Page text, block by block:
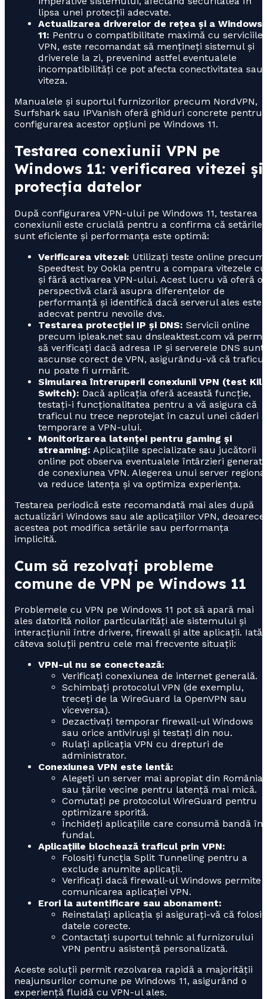
lipsa unei protecții adecvate.
Actualizarea driverelor de rețea și a Windows
11: Pentru o compatibilitate maximă cu serviciile
VPN, este recomandat să mențineți sistemul și
driverele la zi, prevenind astfel eventualele
incompatibilități ce pot afecta conectivitatea sau
viteza.
Manualele și suportul furnizorilor precum NordVPN,
Surfshark sau IPVanish oferă ghiduri concrete pentru
configurarea acestor opțiuni pe Windows 11.
Testarea conexiunii VPN pe
Windows 11: verificarea vitezei și
protecția datelor
După configurarea VPN-ului pe Windows 11, testarea
conexiunii este crucială pentru a confirma că setările
sunt eficiente și performanța este optimă:
Verificarea vitezei: Utilizați teste online precum
Speedtest by Ookla pentru a compara vitezele cu
și fără activarea VPN-ului. Acest lucru vă oferă o
perspectivă clară asupra diferențelor de
performanță și identifică dacă serverul ales este
adecvat pentru nevoile dvs.
Testarea protecției IP și DNS: Servicii online
precum ipleak.net sau dnsleaktest.com vă
să verificați dacă adresa IP și serverele DNS sunt
ascunse corect de VPN, asigurându-vă că traficul
nu poate fi urmărit.
Simularea întreruperii conexiunii VPN (test Kill
Switch): Dacă aplicația oferă această funcție,
testați-i funcționalitatea pentru a vă asigura că
traficul nu trece neprotejat în cazul unei căderi
temporare a VPN-ului.
Monitorizarea latenței pentru gaming și
streaming: Aplicațiile specializate sau jucătorii
online pot observa eventualele întârzieri generate
de conexiunea VPN. Alegerea unui server regional
va reduce latența și va optimiza experiența.
Testarea periodică este recomandată mai ales după
actualizări Windows sau ale aplicațiilor VPN, deoarece
acestea pot modifica setările sau performanța
implicită.
Cum să rezolvați probleme
comune de VPN pe Windows 11
Problemele cu VPN pe Windows 11 pot să apară mai
ales datorită noilor particularități ale sistemului și
interacțiunii între drivere, firewall și alte aplicații. Iată
câteva soluții pentru cele mai frecvente situații:
VPN-ul nu se conectează:
Verificați conexiunea de internet generală.
Schimbați protocolul VPN (de exemplu,
treceți de la WireGuard la OpenVPN sau
viceversa).
Dezactivați temporar firewall-ul Windows
sau orice antiviruși și testați din nou.
Rulați aplicația VPN cu drepturi de
administrator.
Conexiunea VPN este lentă:
Alegeți un server mai apropiat din România
sau țările vecine pentru latență mai mică.
Comutați pe protocolul WireGuard pentru
optimizare sporită.
Închideți aplicațiile care consumă bandă în
fundal.
Aplicațiile blochează traficul prin VPN:
Folosiți funcția Split Tunneling pentru a
exclude anumite aplicații.
Verificați dacă firewall-ul Windows permite
comunicarea aplicației VPN.
Erori la autentificare sau abonament:
Reinstalați aplicația și asigurați-vă că
datele corecte.
Contactați suportul tehnic al furnizorului
VPN pentru asistență personalizată.
Aceste soluții permit rezolvarea rapidă a majorității
neajunsurilor comune pe Windows 11, asigurând o
experiență fluidă cu VPN-ul ales.